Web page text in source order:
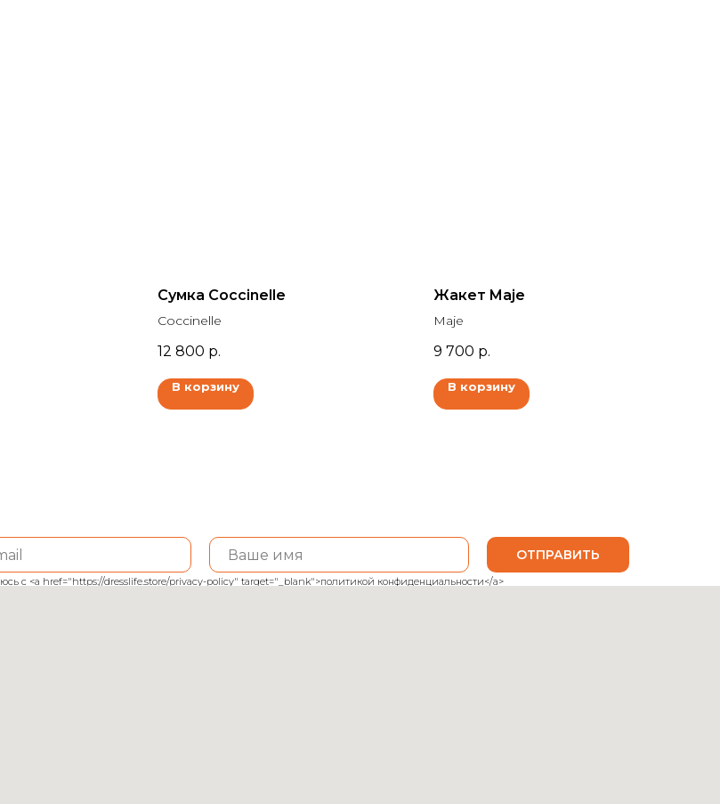
Сумка Coccinelle
Coccinelle
12 800 р.
В корзину
Жакет Maje
Maje
9 700 р.
В корзину
с <a href="https://dresslife.store/privacy-policy" target="_blank">политикой конфиденциальности</a>
ОТПРАВИТЬ